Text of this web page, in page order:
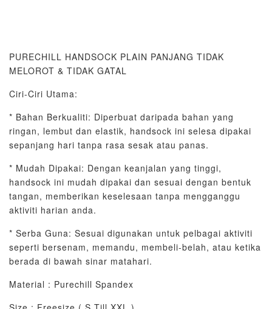
PURECHILL HANDSOCK PLAIN PANJANG TIDAK
MELOROT & TIDAK GATAL
Ciri-Ciri Utama:
* Bahan Berkualiti: Diperbuat daripada bahan yang
ringan, lembut dan elastik, handsock ini selesa dipakai
sepanjang hari tanpa rasa sesak atau panas.
* Mudah Dipakai: Dengan keanjalan yang tinggi,
handsock ini mudah dipakai dan sesuai dengan bentuk
tangan, memberikan keselesaan tanpa mengganggu
aktiviti harian anda.
* Serba Guna: Sesuai digunakan untuk pelbagai aktiviti
seperti bersenam, memandu, membeli-belah, atau ketika
berada di bawah sinar matahari.
Material : Purechill Spandex